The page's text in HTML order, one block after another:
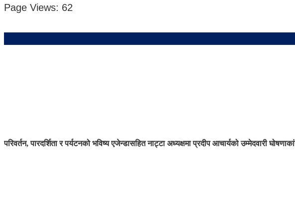
Page Views: 62
परिवर्तन, पारदर्शिता र पर्यटनको भविष्य एजेन्डासहित नाट्टा अध्यक्षमा प्रदीप आचार्यको उम्मेदवारी घोषणा